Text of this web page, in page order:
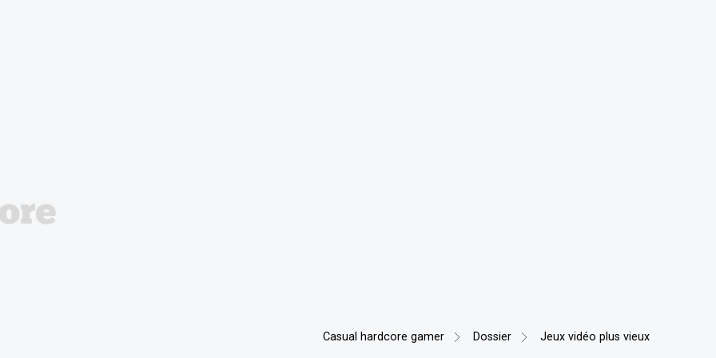
Casual hardcore gamer Dossier Jeux vidéo plus vieux